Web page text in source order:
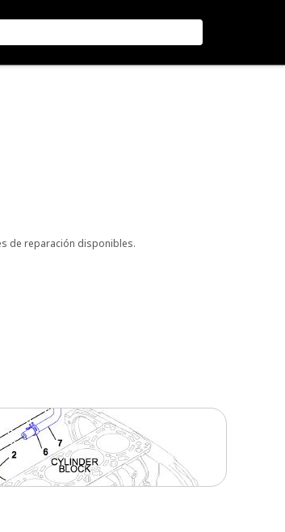
de reparación disponibles.